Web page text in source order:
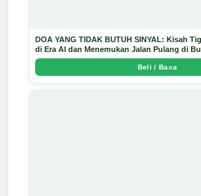
DOA YANG TIDAK BUTUH SINYAL: Kisah
di Era AI dan Menemukan Jalan Pulang di
Arda Dinata
Beli / Baca